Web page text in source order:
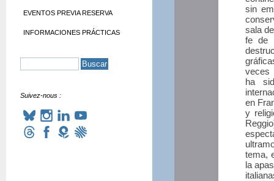
sin
sala
fe de
veces
ha
en
y
tema,
la
EVENTOS PREVIA RESERVA
INFORMACIONES PRÁCTICAS
Suivez-nous :